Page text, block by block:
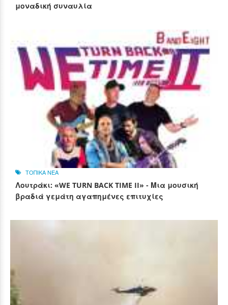
μοναδική συναυλία
ΤΟΠΙΚΑ ΝΕΑ
Λουτράκι: «WE TURN BACK TIME II» - Μια μουσική
βραδιά γεμάτη αγαπημένες επιτυχίες